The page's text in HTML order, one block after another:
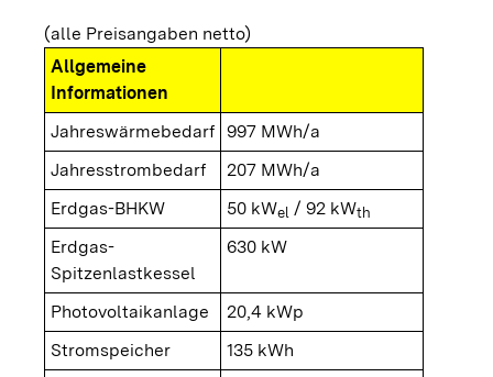
(alle Preisangaben netto)
Allgemeine
Informationen
Jahreswärmebedarf 997 MWh/a
Jahresstrombedarf
207 MWh/a
Erdgas-BHKW
50 kWel / 92 kWth
Erdgas-
Spitzenlastkessel
630 kW
Photovoltaikanlage
20,4 kWp
Stromspeicher
135 kWh